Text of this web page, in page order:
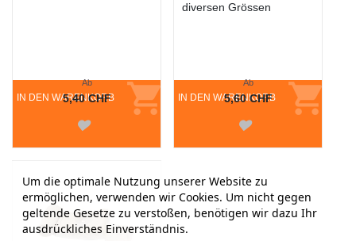
IN DEN WARENKORB
Ab
5,40 CHF
diversen Grössen
IN DEN WARENKORB
Ab
5,60 CHF
Um die optimale Nutzung unserer Website zu
ermöglichen, verwenden wir Cookies. Um nicht gegen
geltende Gesetze zu verstoßen, benötigen wir dazu Ihr
ausdrückliches Einverständnis.